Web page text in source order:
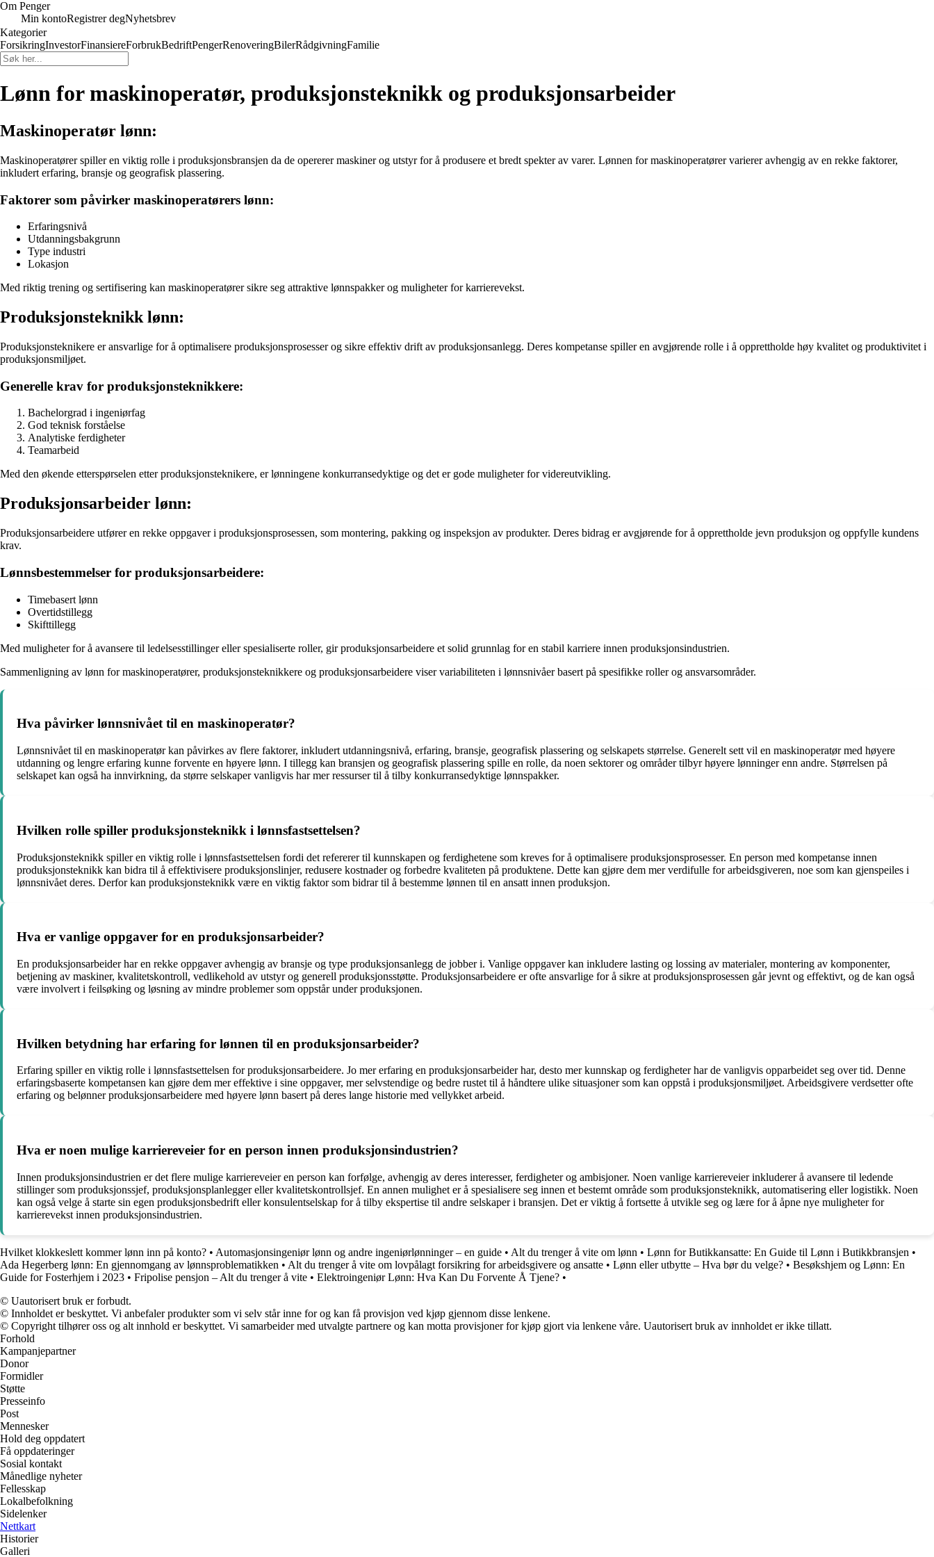
Om Penger
Min kontoRegistrer degNyhetsbrev
Kategorier
ForsikringInvestorFinansiereForbrukBedriftPengerRenoveringBilerRådgivningFamilie
Lønn for maskinoperatør, produksjonsteknikk og produksjonsarbeider
Maskinoperatør lønn:
Maskinoperatører spiller en viktig rolle i produksjonsbransjen da de opererer maskiner og utstyr for å produsere et bredt spekter av varer. Lønnen for maskinoperatører varierer avhengig av en rekke faktorer,
inkludert erfaring, bransje og geografisk plassering.
Faktorer som påvirker maskinoperatørers lønn:
Erfaringsnivå
Utdanningsbakgrunn
Type industri
Lokasjon
Med riktig trening og sertifisering kan maskinoperatører sikre seg attraktive lønnspakker og muligheter for karrierevekst.
Produksjonsteknikk lønn:
Produksjonsteknikere er ansvarlige for å optimalisere produksjonsprosesser og sikre effektiv drift av produksjonsanlegg. Deres kompetanse spiller en avgjørende rolle i å opprettholde høy kvalitet og produktivitet i
produksjonsmiljøet.
Generelle krav for produksjonsteknikkere:
Bachelorgrad i ingeniørfag
God teknisk forståelse
Analytiske ferdigheter
Teamarbeid
Med den økende etterspørselen etter produksjonsteknikere, er lønningene konkurransedyktige og det er gode muligheter for videreutvikling.
Produksjonsarbeider lønn:
Produksjonsarbeidere utfører en rekke oppgaver i produksjonsprosessen, som montering, pakking og inspeksjon av produkter. Deres bidrag er avgjørende for å opprettholde jevn produksjon og oppfylle kundens
krav.
Lønnsbestemmelser for produksjonsarbeidere:
Timebasert lønn
Overtidstillegg
Skifttillegg
Med muligheter for å avansere til ledelsesstillinger eller spesialiserte roller, gir produksjonsarbeidere et solid grunnlag for en stabil karriere innen produksjonsindustrien.
Sammenligning av lønn for maskinoperatører, produksjonsteknikkere og produksjonsarbeidere viser variabiliteten i lønnsnivåer basert på spesifikke roller og ansvarsområder.
Hva påvirker lønnsnivået til en maskinoperatør?
Lønnsnivået til en maskinoperatør kan påvirkes av flere faktorer, inkludert utdanningsnivå, erfaring, bransje, geografisk plassering og selskapets størrelse. Generelt sett vil en maskinoperatør med høyere
utdanning og lengre erfaring kunne forvente en høyere lønn. I tillegg kan bransjen og geografisk plassering spille en rolle, da noen sektorer og områder tilbyr høyere lønninger enn andre. Størrelsen på
selskapet kan også ha innvirkning, da større selskaper vanligvis har mer ressurser til å tilby konkurransedyktige lønnspakker.
Hvilken rolle spiller produksjonsteknikk i lønnsfastsettelsen?
Produksjonsteknikk spiller en viktig rolle i lønnsfastsettelsen fordi det refererer til kunnskapen og ferdighetene som kreves for å optimalisere produksjonsprosesser. En person med kompetanse innen
produksjonsteknikk kan bidra til å effektivisere produksjonslinjer, redusere kostnader og forbedre kvaliteten på produktene. Dette kan gjøre dem mer verdifulle for arbeidsgiveren, noe som kan gjenspeiles i
lønnsnivået deres. Derfor kan produksjonsteknikk være en viktig faktor som bidrar til å bestemme lønnen til en ansatt innen produksjon.
Hva er vanlige oppgaver for en produksjonsarbeider?
En produksjonsarbeider har en rekke oppgaver avhengig av bransje og type produksjonsanlegg de jobber i. Vanlige oppgaver kan inkludere lasting og lossing av materialer, montering av komponenter,
betjening av maskiner, kvalitetskontroll, vedlikehold av utstyr og generell produksjonsstøtte. Produksjonsarbeidere er ofte ansvarlige for å sikre at produksjonsprosessen går jevnt og effektivt, og de kan også
være involvert i feilsøking og løsning av mindre problemer som oppstår under produksjonen.
Hvilken betydning har erfaring for lønnen til en produksjonsarbeider?
Erfaring spiller en viktig rolle i lønnsfastsettelsen for produksjonsarbeidere. Jo mer erfaring en produksjonsarbeider har, desto mer kunnskap og ferdigheter har de vanligvis opparbeidet seg over tid. Denne
erfaringsbaserte kompetansen kan gjøre dem mer effektive i sine oppgaver, mer selvstendige og bedre rustet til å håndtere ulike situasjoner som kan oppstå i produksjonsmiljøet. Arbeidsgivere verdsetter ofte
erfaring og belønner produksjonsarbeidere med høyere lønn basert på deres lange historie med vellykket arbeid.
Hva er noen mulige karriereveier for en person innen produksjonsindustrien?
Innen produksjonsindustrien er det flere mulige karriereveier en person kan forfølge, avhengig av deres interesser, ferdigheter og ambisjoner. Noen vanlige karriereveier inkluderer å avansere til ledende
stillinger som produksjonssjef, produksjonsplanlegger eller kvalitetskontrollsjef. En annen mulighet er å spesialisere seg innen et bestemt område som produksjonsteknikk, automatisering eller logistikk. Noen
kan også velge å starte sin egen produksjonsbedrift eller konsulentselskap for å tilby ekspertise til andre selskaper i bransjen. Det er viktig å fortsette å utvikle seg og lære for å åpne nye muligheter for
karrierevekst innen produksjonsindustrien.
Hvilket klokkeslett kommer lønn inn på konto? • Automasjonsingeniør lønn og andre ingeniørlønninger – en guide • Alt du trenger å vite om lønn • Lønn for Butikkansatte: En Guide til Lønn i Butikkbransjen •
Ada Hegerberg lønn: En gjennomgang av lønnsproblematikken • Alt du trenger å vite om lovpålagt forsikring for arbeidsgivere og ansatte • Lønn eller utbytte – Hva bør du velge? • Besøkshjem og Lønn: En
Guide for Fosterhjem i 2023 • Fripolise pensjon – Alt du trenger å vite • Elektroingeniør Lønn: Hva Kan Du Forvente Å Tjene? •
© Uautorisert bruk er forbudt.
© Innholdet er beskyttet. Vi anbefaler produkter som vi selv står inne for og kan få provisjon ved kjøp gjennom disse lenkene.
© Copyright tilhører oss og alt innhold er beskyttet. Vi samarbeider med utvalgte partnere og kan motta provisjoner for kjøp gjort via lenkene våre. Uautorisert bruk av innholdet er ikke tillatt.
Forhold
Kampanjepartner
Donor
Formidler
Støtte
Presseinfo
Post
Mennesker
Hold deg oppdatert
Få oppdateringer
Sosial kontakt
Månedlige nyheter
Fellesskap
Lokalbefolkning
Sidelenker
Nettkart
Historier
Galleri